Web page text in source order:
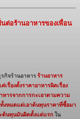
ต่อร้านอาหารของเพื่อน
กิจร้านอาหารร้านอาหาร
รื่องตั้งราคาอาหารผิดเรื่อง
หารจากการกะเอาตามความ
งหมดแต่เอาต้นทุนราคาที่ซื้อมา
ต้นทุนมันผิดตั้งแต่แรก ใน